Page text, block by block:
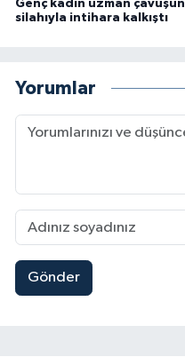
Genç kadın uzman çavuşun
silahıyla intihara kalkıştı
Yorumlar
Gönder